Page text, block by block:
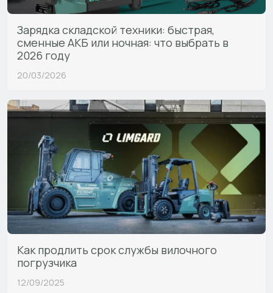
Зарядка складской техники: быстрая,
сменные АКБ или ночная: что выбрать в
2026 году
20/03/2026
Как продлить срок службы вилочного
погрузчика
12/09/2025